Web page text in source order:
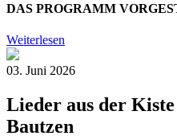
DAS PROGRAMM
Weiterlesen
03. Juni 2026
Lieder aus der
Bautzen